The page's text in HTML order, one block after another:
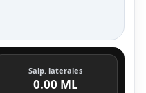
Salp. laterales
0.00 ML